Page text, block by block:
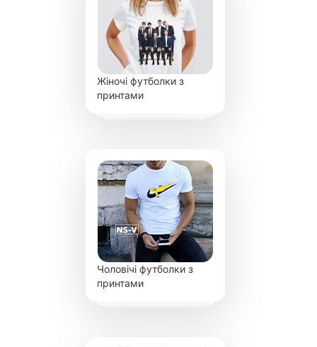
Жіночі футболки з
принтами
Чоловічі футболки з
принтами